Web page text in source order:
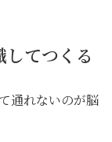
してつくる
通れないのが脳